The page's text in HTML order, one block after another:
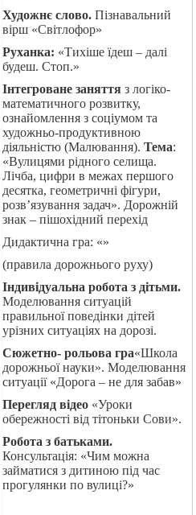
Художнє слово. Пізнавальний
вірш «Світлофор»
Руханка: «Тихіше їдеш – далі
будеш. Cтоп.»
Інтегроване заняття з логіко-
математичного розвитку,
ознайомлення з соціумом та
художньо-продуктивною
діяльністю (Малювання). Тема:
«Вулицями рідного селища.
Лічба, цифри в межах першого
десятка, геометричні фігури,
розв’язування задач». Дорожній
знак – пішохідний перехід
Дидактична гра: «»
(правила дорожнього руху)
Індивідуальна робота з дітьми.
Моделювання ситуацій
правильної поведінки дітей
урізних ситуаціях на дорозі.
Сюжетно- рольова гра«Школа
дорожньої науки». Моделювання
ситуації «Дорога – не для забав»
Перегляд відео «Уроки
обережності від тітоньки Сови».
Робота з батьками.
Консультація: «Чим можна
займатися з дитиною під час
прогулянки по вулиці?»